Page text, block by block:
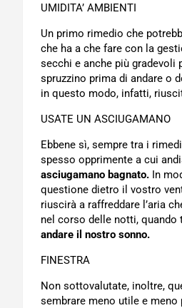
UMIDITA’ AMBIENTI
Un primo rimedio che
che ha a che fare con la
secchi e anche più gradevoli
spruzzino prima di andare o
in questo modo, infatti,
USATE UN ASCIUGAMANO
Ebbene sì, sempre tra i
spesso opprimente a cui
asciugamano bagnato. In
questione dietro il vostro
riuscirà a raffreddare l’aria
nel corso delle notti,
andare il nostro sonno.
FINESTRA
Non sottovalutate, inoltre,
sembrare meno utile e